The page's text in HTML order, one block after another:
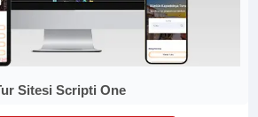
Sitesi Scripti One